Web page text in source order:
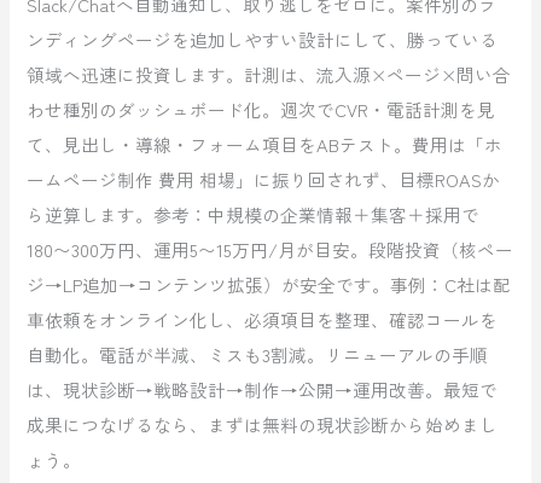
ンディングページを追加しやすい設計にして、勝っている
領域へ迅速に投資します。計測は、流入源×ページ×問い合
わせ種別のダッシュボード化。週次でCVR・電話計測を見
て、見出し・導線・フォーム項目をABテスト。費用は「ホ
ームページ制作 費用 相場」に振り回されず、目標ROASか
ら逆算します。参考：中規模の企業情報＋集客＋採用で
180〜300万円、運用5〜15万円/月が目安。段階投資（核ペー
ジ→LP追加→コンテンツ拡張）が安全です。事例：C社は配
車依頼をオンライン化し、必須項目を整理、確認コールを
自動化。電話が半減、ミスも3割減。リニューアルの手順
は、現状診断→戦略設計→制作→公開→運用改善。最短で
成果につなげるなら、まずは無料の現状診断から始めまし
ょう。